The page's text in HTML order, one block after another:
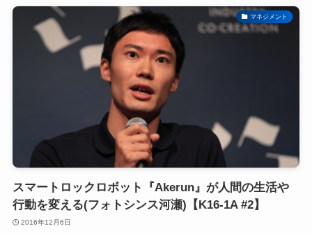
マネジメント
スマートロックロボット『Akerun』が人間の生活や
行動を変える(フォトシンス河瀬)【K16-1A #2】
2016年12月6日